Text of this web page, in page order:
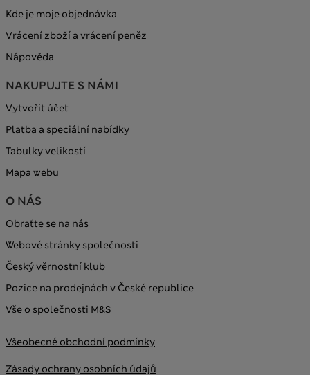
Kde je moje objednávka
Vrácení zboží a vrácení peněz
Nápověda
NAKUPUJTE S NÁMI
Vytvořit účet
Platba a speciální nabídky
Tabulky velikostí
Mapa webu
O NÁS
Obraťte se na nás
Webové stránky společnosti
Český věrnostní klub
Pozice na prodejnách v České republice
Vše o společnosti M&S
Všeobecné obchodní podmínky
Zásady ochrany osobních údajů